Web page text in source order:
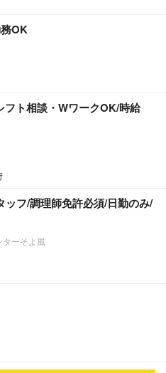
OK
ト相談・WワークOK/時給
ッフ/調理師免許必須/日勤のみ/
ーそよ風